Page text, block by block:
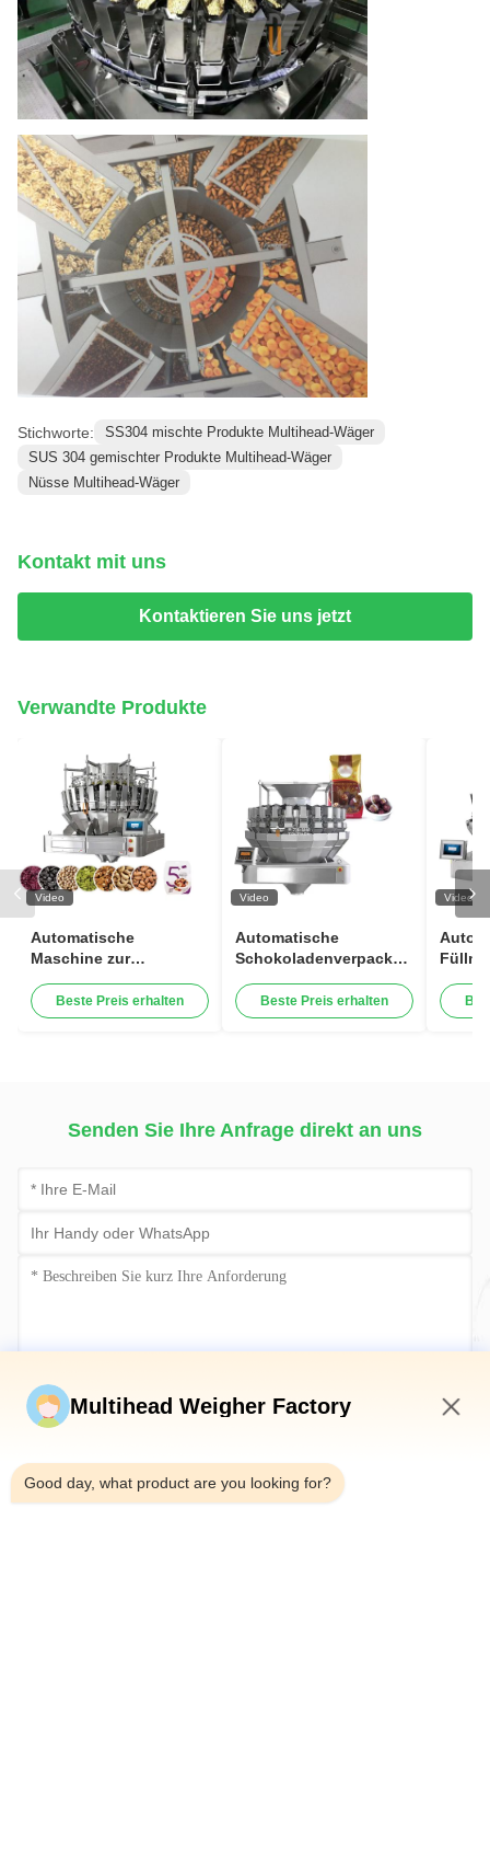
Stichworte:
SS304 mischte Produkte Multihead-Wäger
SUS 304 gemischter Produkte Multihead-Wäger
Nüsse Multihead-Wäger
Kontakt mit uns
Kontaktieren Sie uns jetzt
Verwandte Produkte
Video
Automatische
Maschine zur
Lebensmitteln für
Schnapswaren
Beste Preis erhalten
Video
Automatische
Etikettierung
Beste Preis erhalten
Video
aus
Senden Sie Ihre Anfrage direkt an uns
Jetzt einreichen
Multihead Weigher Factory
Good day, what product are you looking for?